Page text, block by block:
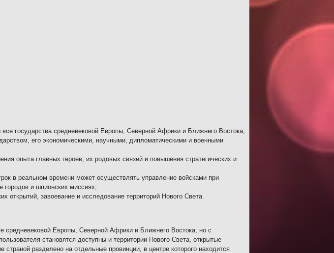
все государства средневековой Европы, Северной Африки и Ближнего Востока;
его экономическими, научными, дипломатическими и военными
опыта главных героев, их родовых связей и повышения стратегических и
в реальном времени может осуществлять управление войсками при
городов и шпионских миссиях;
открытий, завоевание и исследование территорий Нового Света.
средневековой Европы, Северной Африки и Ближнего Востока, но с
становятся доступны и территории Нового Света, открытые
страной разделено на отдельные провинции, в центре которого находится